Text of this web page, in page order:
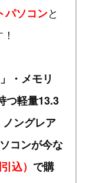
パソコンと
・メモリ
つ軽量13.3
ングレア
コンが今な
込） で購